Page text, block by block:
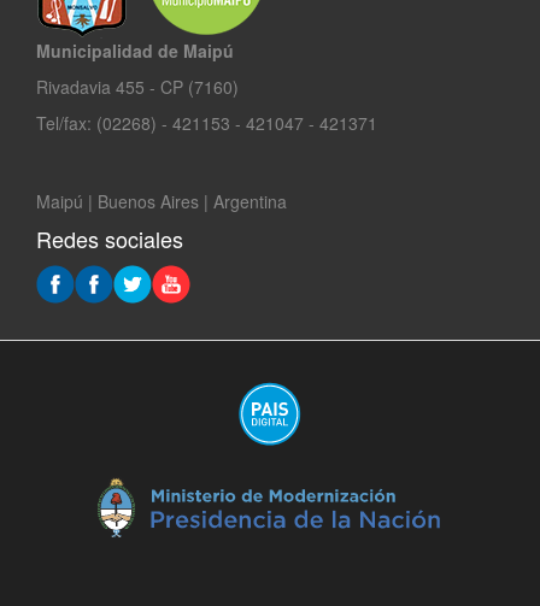
Municipalidad de Maipú
Rivadavia 455 - CP (7160)
Tel/fax: (02268) - 421153 - 421047 - 421371
Maipú | Buenos Aires | Argentina
Redes sociales